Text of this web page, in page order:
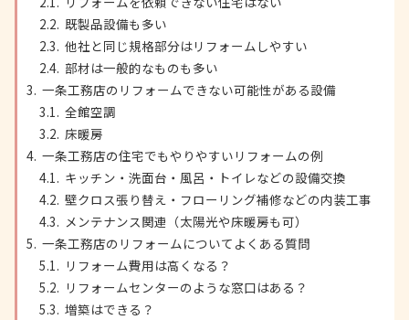
既製品設備も多い
他社と同じ規格部分はリフォームしやすい
部材は一般的なものも多い
一条工務店のリフォームできない可能性がある設備
全館空調
床暖房
一条工務店の住宅でもやりやすいリフォームの例
キッチン・洗面台・風呂・トイレなどの設備交換
壁クロス張り替え・フローリング補修などの内装工事
メンテナンス関連（太陽光や床暖房も可）
一条工務店のリフォームについてよくある質問
リフォーム費用は高くなる？
リフォームセンターのような窓口はある？
増築はできる？